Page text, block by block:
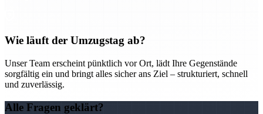
Wie läuft der Umzugstag ab?
Unser Team erscheint pünktlich vor Ort, lädt Ihre Gegenstände
sorgfältig ein und bringt alles sicher ans Ziel – strukturiert, schnell
und zuverlässig.
Alle Fragen geklärt?